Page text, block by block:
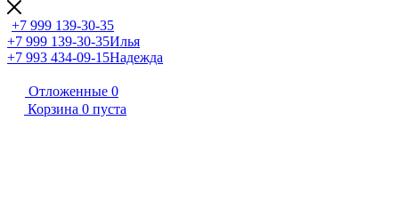
+7 999 139-30-35
+7 999 139-30-35Илья
+7 993 434-09-15Надежда
Отложенные 0
Корзина 0 пуста